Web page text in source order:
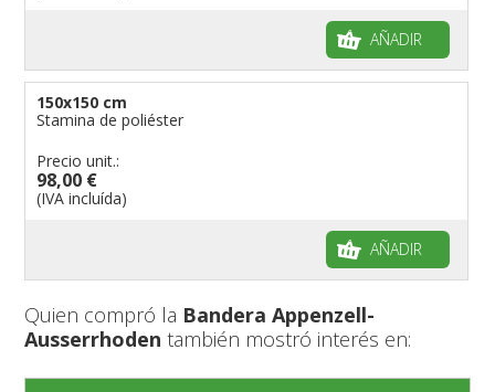
AÑADIR
150x150 cm
Stamina de poliéster
Precio unit.:
98,00 €
(IVA incluída)
AÑADIR
Quien compró la Bandera Appenzell-
Ausserrhoden también mostró interés en: